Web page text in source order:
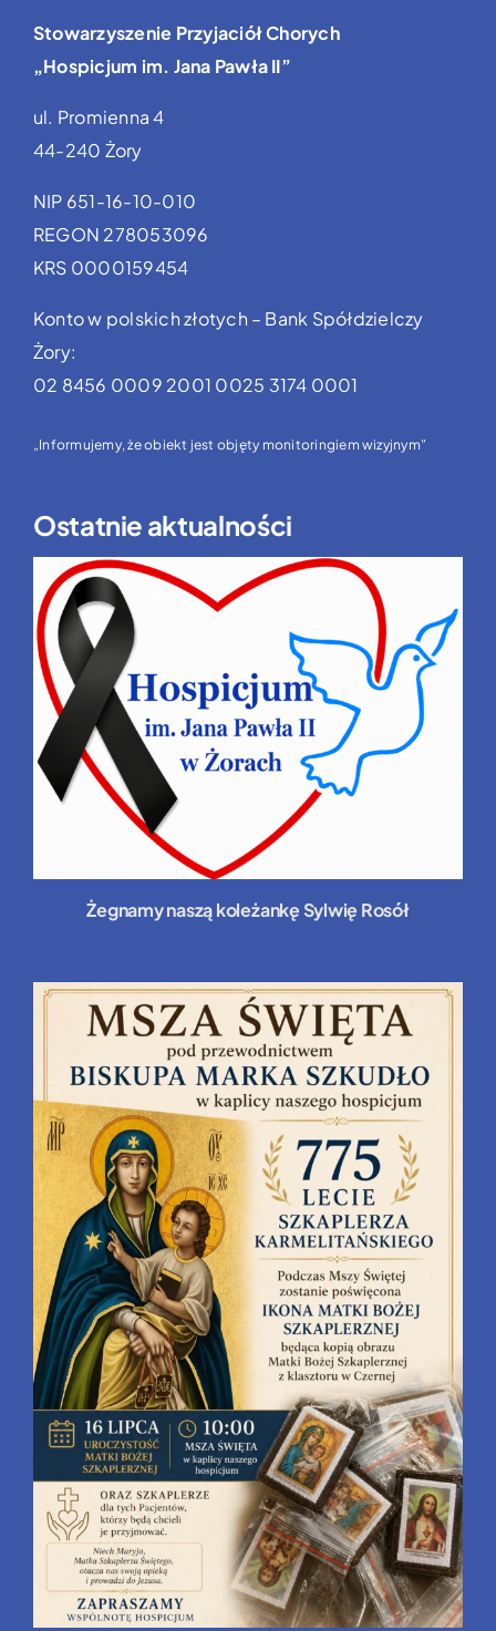
Stowarzyszenie Przyjaciół Chorych
„Hospicjum im. Jana Pawła II”
ul. Promienna 4
44-240 Żory
NIP 651-16-10-010
REGON 278053096
KRS 0000159454
Konto w polskich złotych – Bank Spółdzielczy
Żory:
02 8456 0009 2001 0025 3174 0001
„Informujemy, że obiekt jest objęty monitoringiem wizyjnym”
Ostatnie aktualności
Żegnamy naszą koleżankę Sylwię Rosół